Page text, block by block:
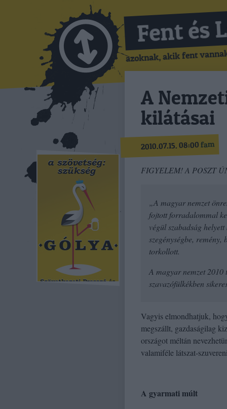
Fent és
azoknak, akik fent
A
kilátásai
2010.07.15. 08:00fam
FIGYELEM! A POSZT
„A magyar nemzet
fojtott forradalommal
végül szabadság
szegénységbe,
torkollott.
A magyar nemzet 2010
szavazófülkékben
Vagyis elmondhatjuk,
megszállt, gazdaságilag
országot méltán
valamiféle látszat-
A gyarmati múlt